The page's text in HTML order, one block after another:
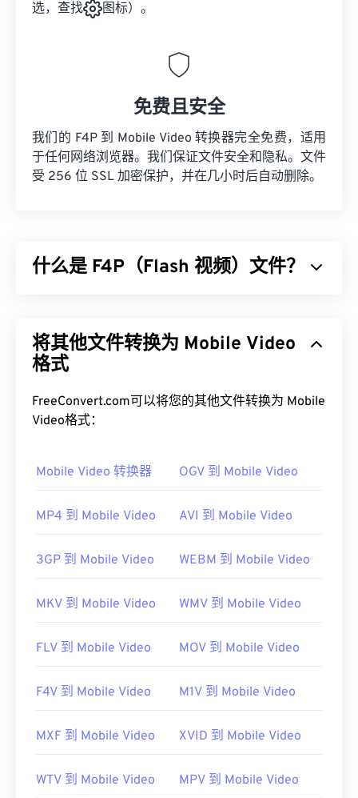
选，查找
图标）。
免费且安全
我们的 F4P 到 Mobile Video 转换器完全免费，适用
于任何网络浏览器。我们保证文件安全和隐私。文件
受 256 位 SSL 加密保护，并在几小时后自动删除。
什么是 F4P（Flash 视频）文件？
联网上以音频和视频流的形式传输文件。除了一点区
别外，F4P 与 F4V 格式相同；只不过 F4P 文件受
如何打开 F4P 文件？
Player打开。在 Microsoft Windows 操作系统上，
Linux/Unix 上获得最佳效果，请使用VLC 媒体播放
需要注意的是，Apple iOS 设备不支持 Adob​​e Flash
的浏览器，可以绕过 iOS 的限制。请记住，F4P 中
开发者： Adobe
有用的链接：
将其他文件转换为 Mobile Video
格式
FreeConvert.com可以将您的其他文件转换为 Mobile
Video格式：
Mobile Video 转换器 OGV 到 Mobile Video
MP4 到 Mobile Video AVI 到 Mobile Video
3GP 到 Mobile Video WEBM 到 Mobile Video
MKV 到 Mobile Video WMV 到 Mobile Video
FLV 到 Mobile Video MOV 到 Mobile Video
F4V 到 Mobile Video M1V 到 Mobile Video
MXF 到 Mobile Video XVID 到 Mobile Video
WTV 到 Mobile Video MPV 到 Mobile Video